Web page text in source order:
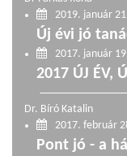
2019. január
Új évi jó
2017. január
2017 ÚJ ÉV,
Dr. Bíró Katalin
2017. február
Pont jó - a